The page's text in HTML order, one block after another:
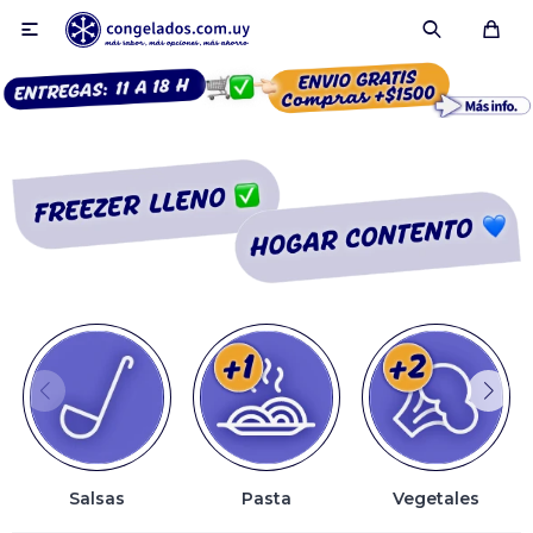

Salsas Pasta Vegetales
Smoothies
Fruta congelada
Pulpas
Pizzas